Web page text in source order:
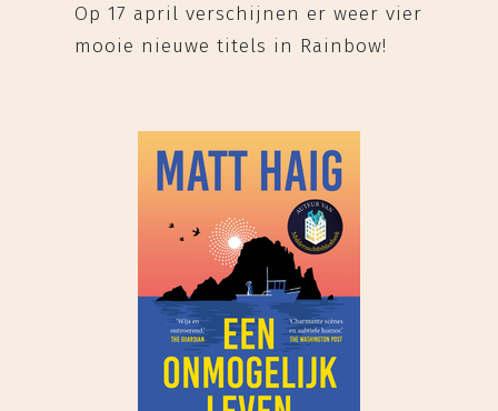
Op 17 april verschijnen er weer vier
mooie nieuwe titels in Rainbow!